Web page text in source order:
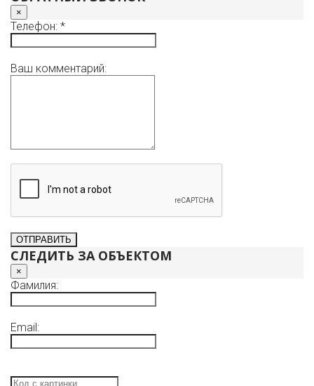
×
Телефон: *
Ваш комментарий:
СЛЕДИТЬ ЗА ОБЪЕКТОМ
×
Фамилия:
Email: